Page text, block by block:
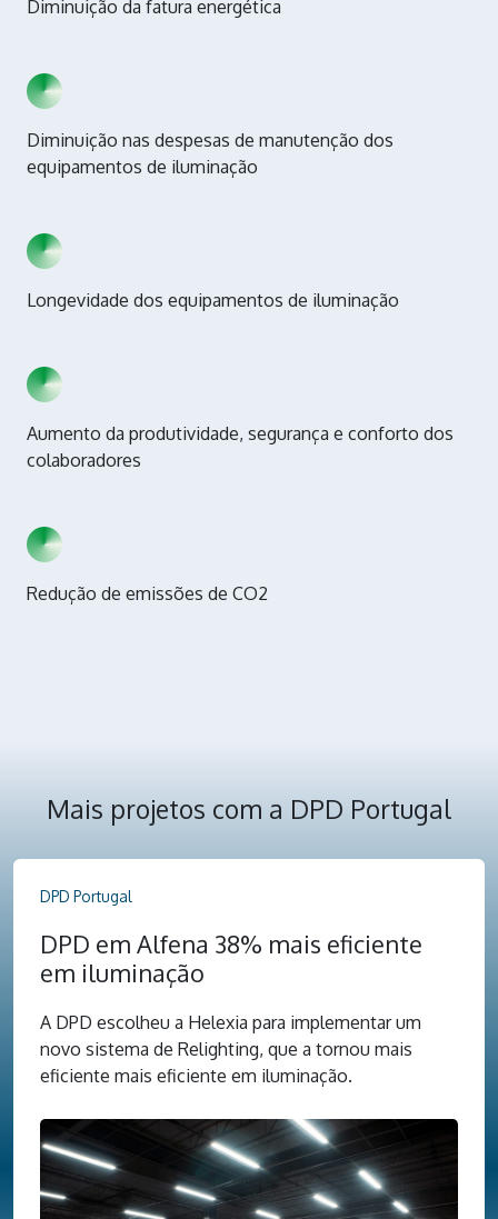
Diminuição da fatura energética
Diminuição nas despesas de manutenção dos
equipamentos de iluminação
Longevidade dos equipamentos de iluminação
Aumento da produtividade, segurança e conforto dos
colaboradores
Redução de emissões de CO2
Mais projetos com a DPD Portugal
DPD Portugal
DPD em Alfena 38% mais eficiente
em iluminação
A DPD escolheu a Helexia para implementar um
novo sistema de Relighting, que a tornou mais
eficiente mais eficiente em iluminação.